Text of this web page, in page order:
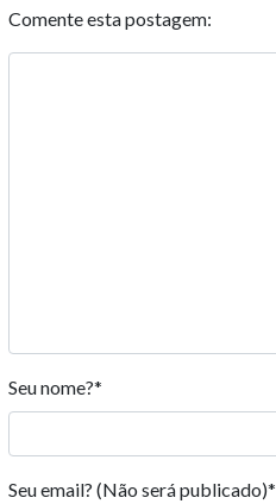
Comente esta postagem:
Seu nome?*
Seu email? (Não será publicado)*